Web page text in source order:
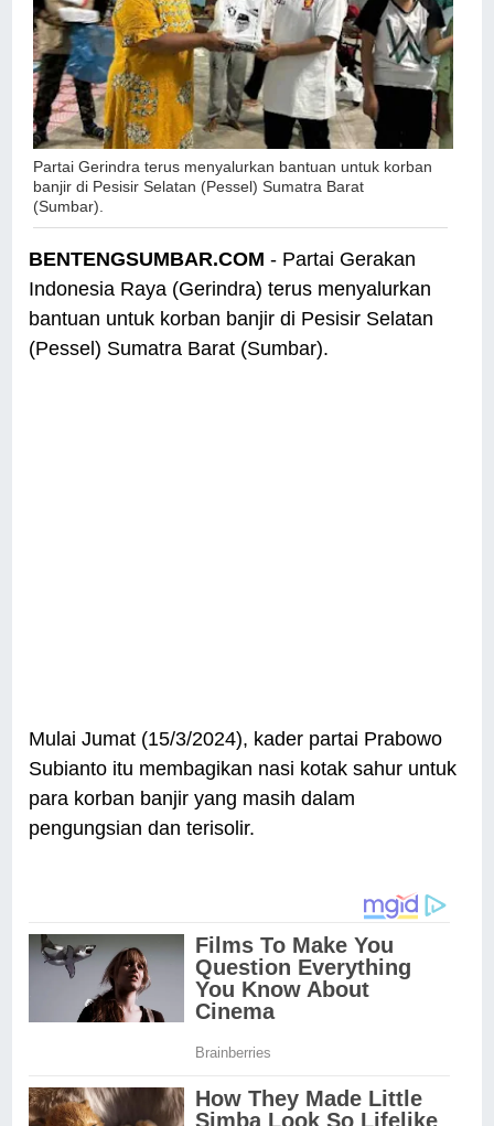
Partai Gerindra terus menyalurkan bantuan untuk korban
banjir di Pesisir Selatan (Pessel) Sumatra Barat
(Sumbar).
BENTENGSUMBAR.COM - Partai Gerakan
Indonesia Raya (Gerindra) terus menyalurkan
bantuan untuk korban banjir di Pesisir Selatan
(Pessel) Sumatra Barat (Sumbar).
Mulai Jumat (15/3/2024), kader partai Prabowo
Subianto itu membagikan nasi kotak sahur untuk
para korban banjir yang masih dalam
pengungsian dan terisolir.